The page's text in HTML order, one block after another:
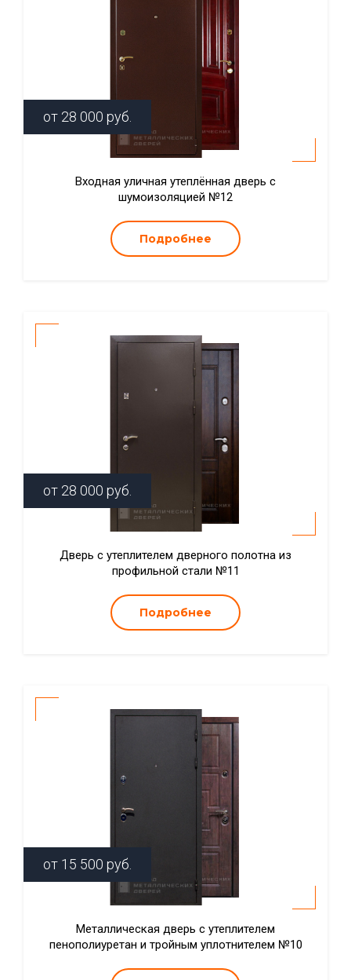
от 28 000 руб.
Входная уличная утеплённая дверь с
шумоизоляцией №12
Подробнее
от 28 000 руб.
Дверь с утеплителем дверного полотна из
профильной стали №11
Подробнее
от 15 500 руб.
Металлическая дверь с утеплителем
пенополиуретан и тройным уплотнителем №10